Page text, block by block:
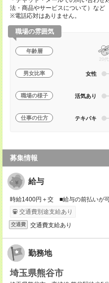
法・商品やサービスについて）など
※電話応対はありません。
職場の雰囲気
年齢層
20代
男女比率 女性
職場の様子 活気あり
仕事の仕方 テキパキ
募集情報
給与
時給1400円＋交 ■給与の前払いが
交通費別途支給あり
交通費 交通費支給あり
勤務地
埼玉県熊谷市